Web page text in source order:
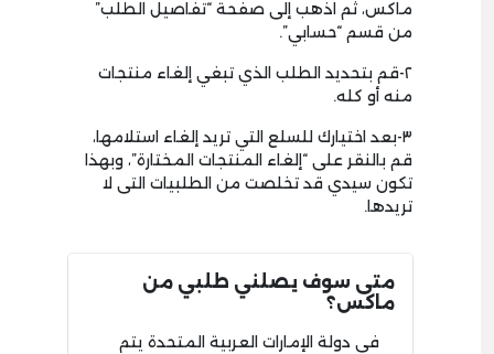
ماكس، ثم اذهب إلى صفحة “تفاصيل الطلب”
من قسم “حسابي”.
٢-قم بتحديد الطلب الذي تبغي إلغاء منتجات
منه أو كله.
٣-بعد اختيارك للسلع التي تريد إلغاء استلامها،
قم بالنقر على “إلغاء المنتجات المختارة”، وبهذا
تكون سيدي قد تخلصت من الطلبيات التى لا
تريدها.
متى سوف يصلني طلبي من
ماكس؟
في دولة الإمارات العربية المتحدة يتم